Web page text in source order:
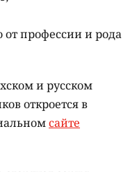
профессии и рода
и русском
откроется в
сайте